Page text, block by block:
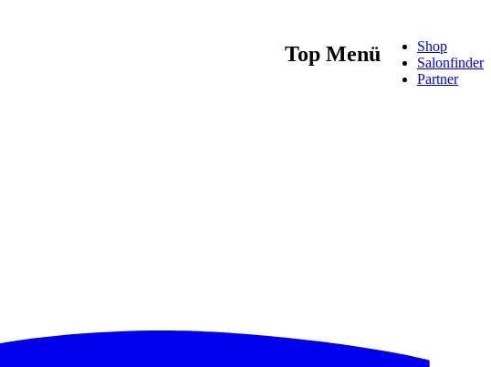
Top Menü
Shop
Salonfinder
Partner